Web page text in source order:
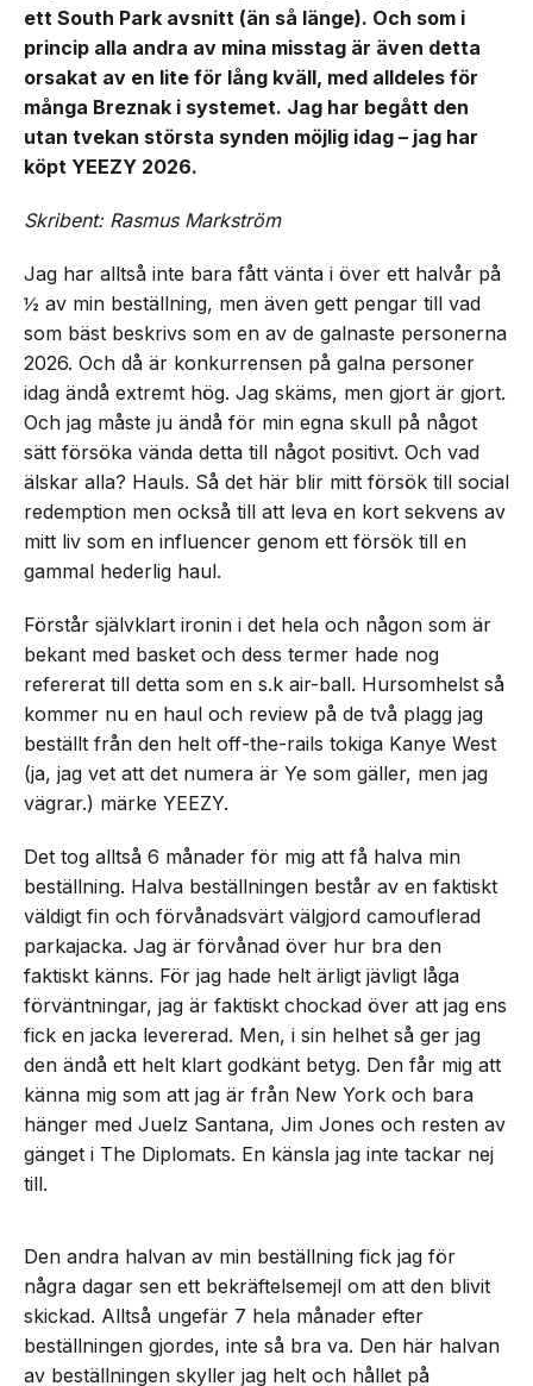
ett South Park avsnitt (än så länge). Och som i
princip alla andra av mina misstag är även detta
orsakat av en lite för lång kväll, med alldeles för
många Breznak i systemet. Jag har begått den
utan tvekan största synden möjlig idag – jag har
köpt YEEZY 2026.
Skribent: Rasmus Markström
Jag har alltså inte bara fått vänta i över ett halvår på
½ av min beställning, men även gett pengar till vad
som bäst beskrivs som en av de galnaste personerna
2026. Och då är konkurrensen på galna personer
idag ändå extremt hög. Jag skäms, men gjort är gjort.
Och jag måste ju ändå för min egna skull på något
sätt försöka vända detta till något positivt. Och vad
älskar alla? Hauls. Så det här blir mitt försök till social
redemption men också till att leva en kort sekvens av
mitt liv som en influencer genom ett försök till en
gammal hederlig haul.
Förstår självklart ironin i det hela och någon som är
bekant med basket och dess termer hade nog
refererat till detta som en s.k air-ball. Hursomhelst så
kommer nu en haul och review på de två plagg jag
beställt från den helt off-the-rails tokiga Kanye West
(ja, jag vet att det numera är Ye som gäller, men jag
vägrar.) märke YEEZY.
Det tog alltså 6 månader för mig att få halva min
beställning. Halva beställningen består av en faktiskt
väldigt fin och förvånadsvärt välgjord camouflerad
parkajacka. Jag är förvånad över hur bra den
faktiskt känns. För jag hade helt ärligt jävligt låga
förväntningar, jag är faktiskt chockad över att jag ens
fick en jacka levererad. Men, i sin helhet så ger jag
den ändå ett helt klart godkänt betyg. Den får mig att
känna mig som att jag är från New York och bara
hänger med Juelz Santana, Jim Jones och resten av
gänget i The Diplomats. En känsla jag inte tackar nej
till.
Den andra halvan av min beställning fick jag för
några dagar sen ett bekräftelsemejl om att den blivit
skickad. Alltså ungefär 7 hela månader efter
beställningen gjordes, inte så bra va. Den här halvan
av beställningen skyller jag helt och hållet på